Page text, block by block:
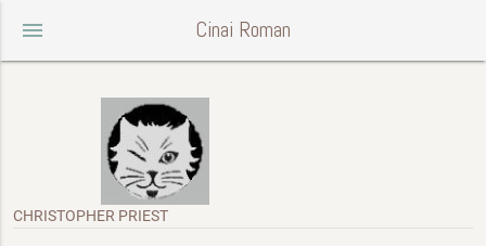
menu Cinai Roman
CHRISTOPHER PRIEST